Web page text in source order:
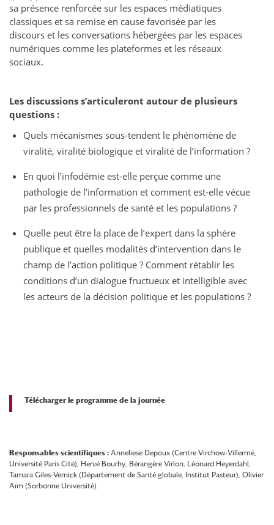
sa présence renforcée sur les espaces médiatiques
classiques et sa remise en cause favorisée par les
discours et les conversations hébergées par les espaces
numériques comme les plateformes et les réseaux
sociaux.
Les discussions s’articuleront autour de plusieurs
questions :
Quels mécanismes sous-tendent le phénomène de
viralité, viralité biologique et viralité de l’information ?
En quoi l’infodémie est-elle perçue comme une
pathologie de l’information et comment est-elle vécue
par les professionnels de santé et les populations ?
Quelle peut être la place de l’expert dans la sphère
publique et quelles modalités d’intervention dans le
champ de l’action politique ? Comment rétablir les
conditions d’un dialogue fructueux et intelligible avec
les acteurs de la décision politique et les populations ?
Télécharger le programme de la journée
Responsables scientifiques : Anneliese Depoux (Centre Virchow-Villermé,
Université Paris Cité), Hervé Bourhy, Bérangère Virlon, Léonard Heyerdahl,
Tamara Giles-Vernick (Département de Santé globale, Institut Pasteur), Olivier
Aïm (Sorbonne Université).